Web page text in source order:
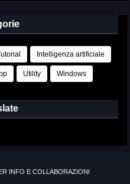
Intelligenza artificiale
Utility Windows
INFO E COLLABORAZIONI